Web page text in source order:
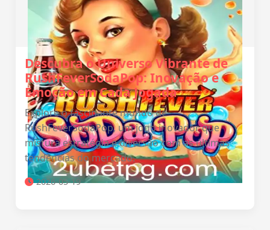
Descubra o Universo Vibrante de
RushFeverSodaPop: Inovação e
Emoção em Cada Jogada
Explore o fascinante mundo de
RushFeverSodaPop, um jogo inovador que
mistura estratégia e diversão com as últimas
tendências do mercado.
2026-05-19